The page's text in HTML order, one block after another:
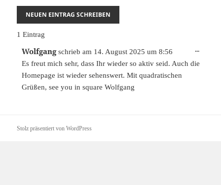
1 Eintrag
Wolfgangschrieb am 14. August 2025 um 8:56
Es freut mich sehr, dass Ihr wieder so aktiv seid. Auch die
Homepage ist wieder sehenswert. Mit quadratischen
Grüßen, see you in square Wolfgang
...DIESE
EIN-/
Stolz präsentiert von WordPress